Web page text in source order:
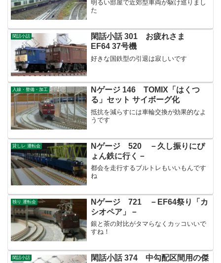
明るい部屋で近郊型車両が駆け巡りまし
た
閑話小話
閑話小話 301 お疲れさま
EF64 37号機
好きな国鉄型の引退は寂しいです
入線・整備・加工
Nゲージ 146 TOMIX「はくつ
る」セット サイボーグ化
抵抗を減らすには車輪交換が効果的なよ
うです
貸しレ 運転会
Nゲージ 520 －久し振りにぴ
ょん鉄に行く－
都会を走行するブルトレもいいもんです
ね
独り 運転会
Nゲージ 721 －EF64祭り「カ
シオペア」－
銀と茶の対比がタマらなくカッコいいで
すね！
閑話小話
閑話小話 374 中勾配区間用の傑